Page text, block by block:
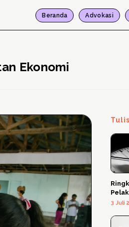
Beranda Advokasi
Ekonomi
3 Juli